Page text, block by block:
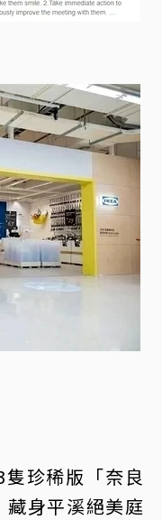
珍稀版「奈良
身平溪絕美庭